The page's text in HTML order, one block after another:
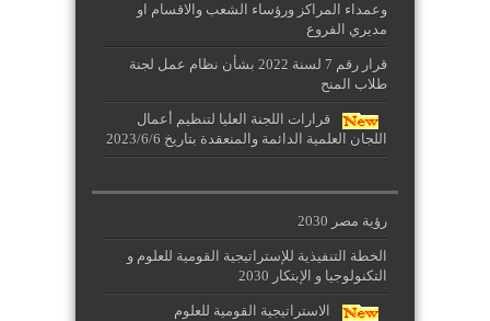
وعمداء المراكز ورؤساء الشعب والاقسام او
مديري الفروع
قرار رقم 7 لسنة 2022 بشأن نظام عمل لجنة
طلاب المنح
قرارات اللجنة العليا لتنظيم أعمال
اللجان العلمية الدائمة والمنعقدة بتاريخ 2023/6/6
رؤية مصر 2030
الخطة التنفيذية للإستراتيجية القومية للعلوم و
التكنولوجيا و الإبتكار 2030
الاستراتيجية القومية للعلوم